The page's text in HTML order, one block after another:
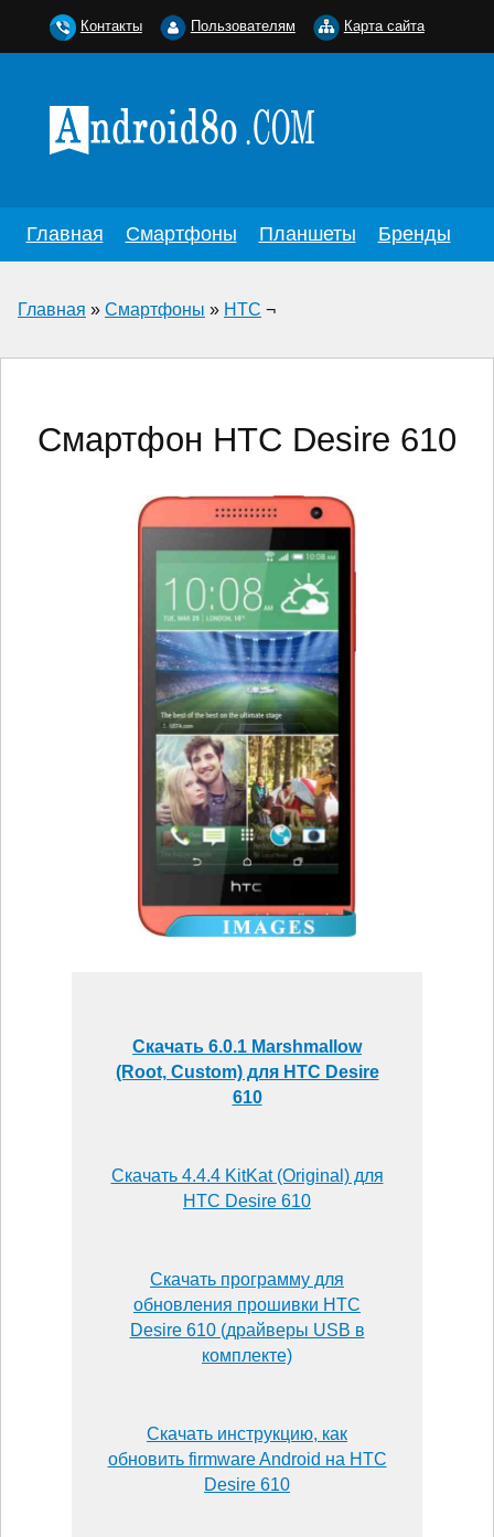
Главная Смартфоны Планшеты Бренды
Главная » Смартфоны » HTC ¬
Смартфон HTC Desire 610
Скачать 6.0.1 Marshmallow
(Root, Custom) для HTC Desire
610
Скачать 4.4.4 KitKat (Original) для
HTC Desire 610
Скачать программу для
обновления прошивки HTC
Desire 610 (драйверы USB в
комплекте)
Скачать инструкцию, как
обновить firmware Android на HTC
Desire 610
Контакты Пользователям Карта сайта